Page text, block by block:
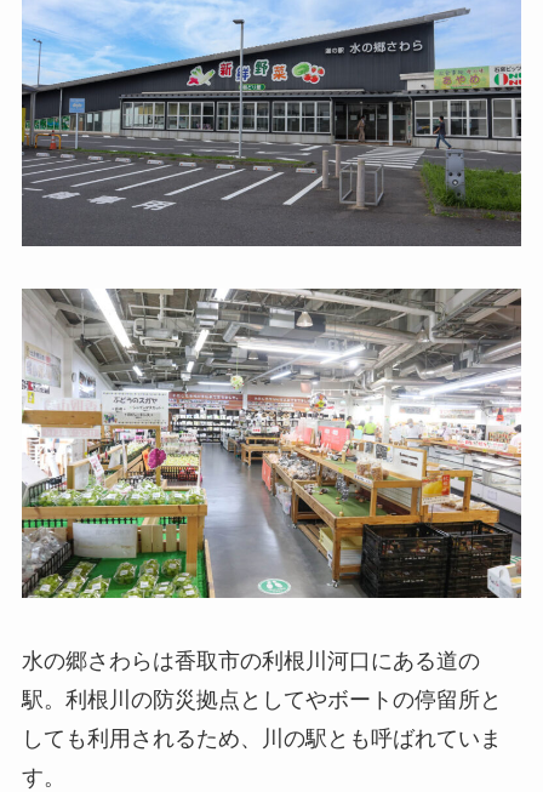
水の郷さわらは香取市の利根川河口にある道の
駅。利根川の防災拠点としてやボートの停留所と
しても利用されるため、川の駅とも呼ばれていま
す。